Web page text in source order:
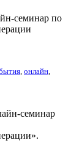
семинар по
онлайн
семинар